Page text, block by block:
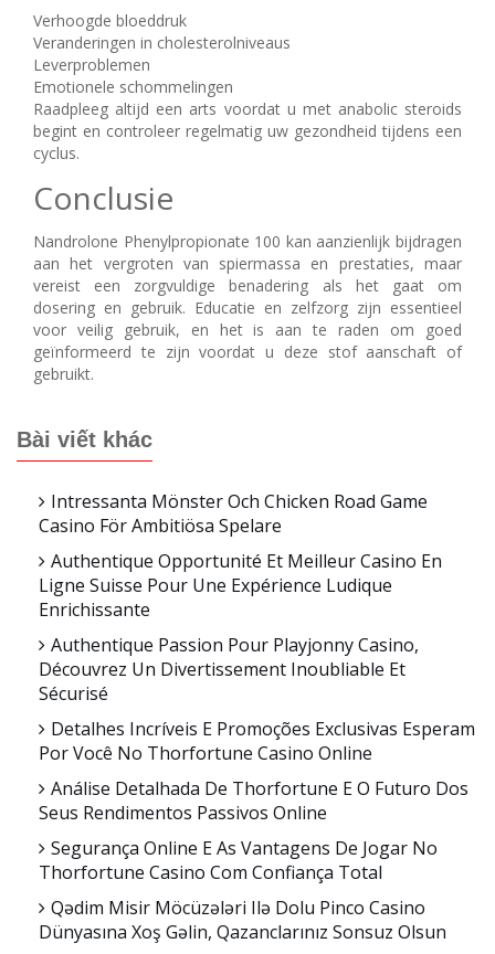
Verhoogde bloeddruk
Veranderingen in cholesterolniveaus
Leverproblemen
Emotionele schommelingen
Raadpleeg altijd een arts voordat u met anabolic steroids
begint en controleer regelmatig uw gezondheid tijdens een
cyclus.
Conclusie
Nandrolone Phenylpropionate 100 kan aanzienlijk bijdragen
aan het vergroten van spiermassa en prestaties, maar
vereist een zorgvuldige benadering als het gaat om
dosering en gebruik. Educatie en zelfzorg zijn essentieel
voor veilig gebruik, en het is aan te raden om goed
geïnformeerd te zijn voordat u deze stof aanschaft of
gebruikt.
Bài viết khác
Intressanta Mönster Och Chicken Road Game
Casino För Ambitiösa Spelare
Authentique Opportunité Et Meilleur Casino En
Ligne Suisse Pour Une Expérience Ludique
Enrichissante
Authentique Passion Pour Playjonny Casino,
Découvrez Un Divertissement Inoubliable Et
Sécurisé
Detalhes Incríveis E Promoções Exclusivas Esperam
Por Você No Thorfortune Casino Online
Análise Detalhada De Thorfortune E O Futuro Dos
Seus Rendimentos Passivos Online
Segurança Online E As Vantagens De Jogar No
Thorfortune Casino Com Confiança Total
Qədim Misir Möcüzələri Ilə Dolu Pinco Casino
Dünyasına Xoş Gəlin, Qazanclarınız Sonsuz Olsun